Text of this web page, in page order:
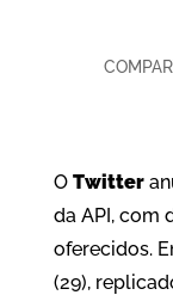
O Twitter
da API, com
oferecidos.
(29),